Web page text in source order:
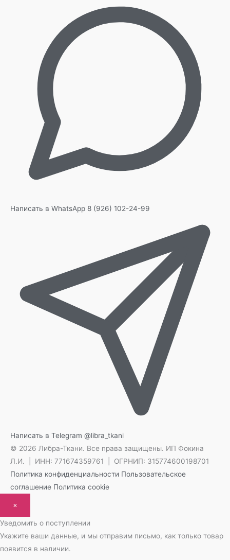
Написать в WhatsApp 8 (926) 102-24-99
Написать в Telegram @libra_tkani
© 2026 Либра-Ткани. Все права защищены. ИП Фокина
Л.И. | ИНН: 771674359761 | ОГРНИП: 315774600198701
Политика конфиденциальности Пользовательское
соглашение Политика cookie
×
Уведомить о поступлении
Укажите ваши данные, и мы отправим письмо, как только товар
появится в наличии.